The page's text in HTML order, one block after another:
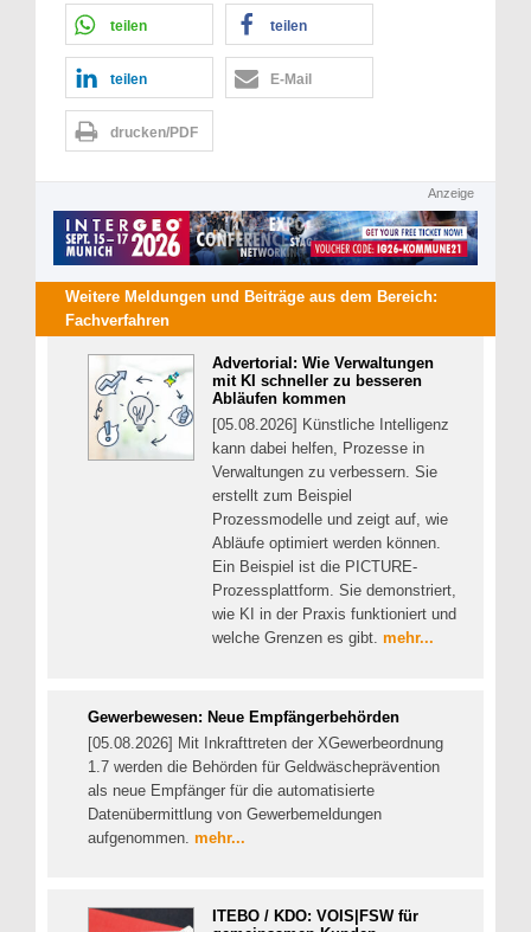
teilen teilen
teilen E-Mail
drucken/PDF
Anzeige
Weitere Meldungen und Beiträge aus dem Bereich:
Fachverfahren
Advertorial: Wie Verwaltungen
mit KI schneller zu besseren
Abläufen kommen
[05.08.2026] Künstliche Intelligenz
kann dabei helfen, Prozesse in
Verwaltungen zu verbessern. Sie
erstellt zum Beispiel
Prozessmodelle und zeigt auf, wie
Abläufe optimiert werden können.
Ein Beispiel ist die PICTURE-
Prozessplattform. Sie demonstriert,
wie KI in der Praxis funktioniert und
welche Grenzen es gibt. mehr...
Gewerbewesen: Neue Empfängerbehörden
[05.08.2026] Mit Inkrafttreten der XGewerbeordnung
1.7 werden die Behörden für Geldwäscheprävention
als neue Empfänger für die automatisierte
Datenübermittlung von Gewerbemeldungen
aufgenommen. mehr...
ITEBO / KDO: VOIS|FSW für